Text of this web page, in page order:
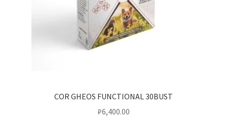
COR GHEOS FUNCTIONAL 30BUST
₽6,400.00